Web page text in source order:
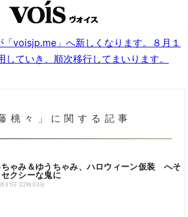
voisjp.me」へ新しくなります。８月１
していき、順次移行してまいります。
桃々」に関する記事
ちゃみ＆ゆうちゃみ、ハロウィーン仮装 へそ
クシーな鬼に
31日 22時03分